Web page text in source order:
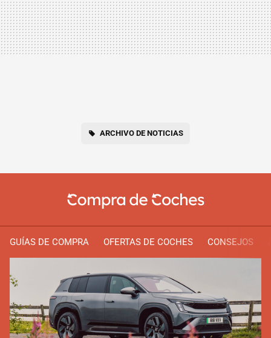
ARCHIVO DE NOTICIAS
GUÍAS DE COMPRA OFERTAS DE COCHES CONSEJOS